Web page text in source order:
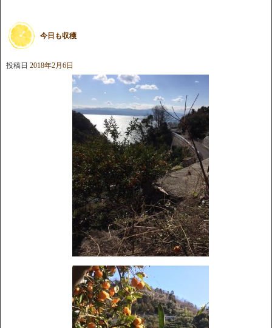
今日も収穫
投稿日 2018年2月6日